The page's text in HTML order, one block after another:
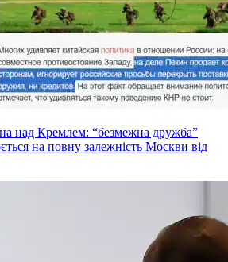
над Кремлем: “безмежна дружба”
на повну залежність Москви від